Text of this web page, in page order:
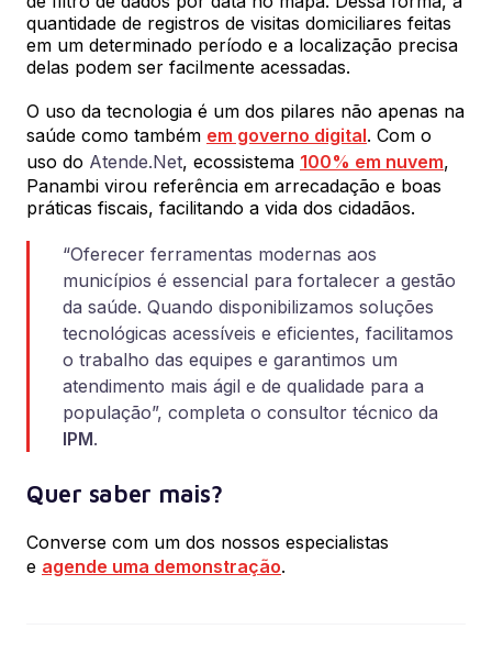
quantidade de registros de visitas domiciliares feitas
em um determinado período e a localização precisa
delas podem ser facilmente acessadas.
O uso da tecnologia é um dos pilares não apenas na
saúde como também em governo digital. Com o
uso do Atende.Net, ecossistema 100% em nuvem,
Panambi virou referência em arrecadação e boas
práticas fiscais, facilitando a vida dos cidadãos.
“Oferecer ferramentas modernas aos
municípios é essencial para fortalecer a gestão
da saúde. Quando disponibilizamos soluções
tecnológicas acessíveis e eficientes, facilitamos
o trabalho das equipes e garantimos um
atendimento mais ágil e de qualidade para a
população”, completa o consultor técnico da
IPM.
Quer saber mais?
Converse com um dos nossos especialistas
e agende uma demonstração.